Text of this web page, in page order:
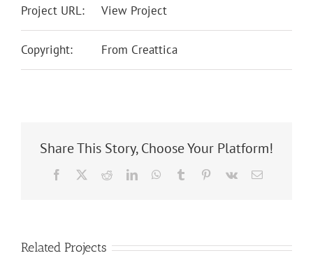
Project URL: View Project
Copyright: From Creattica
Share This Story, Choose Your Platform!
Facebook RedditLinkedInWhatsApp
Tumblr Pinterest
Vk Email
Related Projects